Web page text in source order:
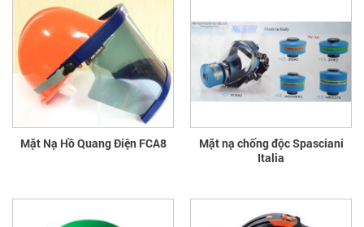
Mặt Nạ Hồ Quang Điện FCA8
Mặt nạ chống độc Spasciani
Italia